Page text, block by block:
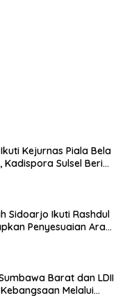
Ikuti Kejurnas Piala Bela
Sulsel Beri
Sidoarjo Ikuti Rashdul
Penyesuaian Arah
Barat dan LDII
Melalui